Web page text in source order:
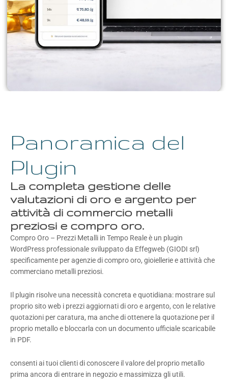
Panoramica del
Plugin
La completa gestione delle
valutazioni di oro e argento per
attività di commercio metalli
preziosi e compro oro.
Compro Oro – Prezzi Metalli in Tempo Reale è un plugin
WordPress professionale sviluppato da Effegweb (GIODI srl)
specificamente per agenzie di compro oro, gioiellerie e attività che
commerciano metalli preziosi.
Il plugin risolve una necessità concreta e quotidiana: mostrare sul
proprio sito web i prezzi aggiornati di oro e argento, con le relative
quotazioni per caratura, ma anche di ottenere la quotazione per il
proprio metallo e bloccarla con un documento ufficiale scaricabile
in PDF.
consenti ai tuoi clienti di conoscere il valore del proprio metallo
prima ancora di entrare in negozio e massimizza gli utili.